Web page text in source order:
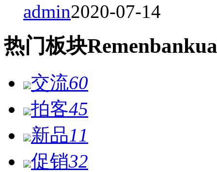
admin2020-07-14
热门板块Remen
交流60
拍客45
新品11
促销32